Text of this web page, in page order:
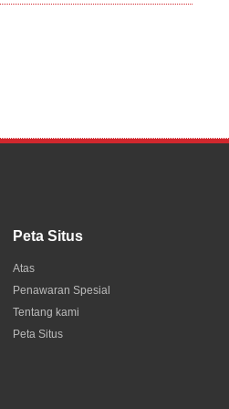
Peta Situs
Atas
Penawaran Spesial
Tentang kami
Peta Situs